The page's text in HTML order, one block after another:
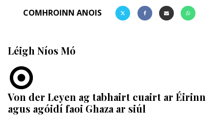
COMHROINN ANOIS
Léigh Níos Mó
Von der Leyen ag tabhairt cuairt ar Éirinn
agus agóidí faoi Ghaza ar siúl